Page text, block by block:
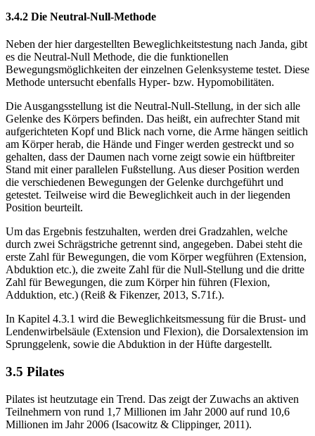
3.4.2 Die Neutral-Null-Methode
Neben der hier dargestellten Beweglichkeitstestung nach Janda, gibt
es die Neutral-Null Methode, die die funktionellen
Bewegungsmöglichkeiten der einzelnen Gelenksysteme testet. Diese
Methode untersucht ebenfalls Hyper- bzw. Hypomobilitäten.
Die Ausgangsstellung ist die Neutral-Null-Stellung, in der sich alle
Gelenke des Körpers befinden. Das heißt, ein aufrechter Stand mit
aufgerichteten Kopf und Blick nach vorne, die Arme hängen seitlich
am Körper herab, die Hände und Finger werden gestreckt und so
gehalten, dass der Daumen nach vorne zeigt sowie ein hüftbreiter
Stand mit einer parallelen Fußstellung. Aus dieser Position werden
die verschiedenen Bewegungen der Gelenke durchgeführt und
getestet. Teilweise wird die Beweglichkeit auch in der liegenden
Position beurteilt.
Um das Ergebnis festzuhalten, werden drei Gradzahlen, welche
durch zwei Schrägstriche getrennt sind, angegeben. Dabei steht die
erste Zahl für Bewegungen, die vom Körper wegführen (Extension,
Abduktion etc.), die zweite Zahl für die Null-Stellung und die dritte
Zahl für Bewegungen, die zum Körper hin führen (Flexion,
Adduktion, etc.) (Reiß & Fikenzer, 2013, S.71f.).
In Kapitel 4.3.1 wird die Beweglichkeitsmessung für die Brust- und
Lendenwirbelsäule (Extension und Flexion), die Dorsalextension im
Sprunggelenk, sowie die Abduktion in der Hüfte dargestellt.
3.5 Pilates
Pilates ist heutzutage ein Trend. Das zeigt der Zuwachs an aktiven
Teilnehmern von rund 1,7 Millionen im Jahr 2000 auf rund 10,6
Millionen im Jahr 2006 (Isacowitz & Clippinger, 2011).